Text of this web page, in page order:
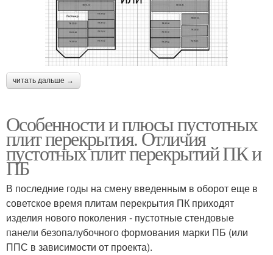
читать дальше →
Особенности и плюсы пустотных
плит перекрытия. Отличия
пустотных плит перекрытий ПК и
ПБ
В последние годы на смену введенным в оборот еще в
советское время плитам перекрытия ПК приходят
изделия нового поколения - пустотные стендовые
панели безопалубочного формования марки ПБ (или
ППС в зависимости от проекта).